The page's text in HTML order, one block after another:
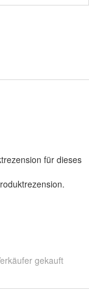
für dieses
.
gekauft